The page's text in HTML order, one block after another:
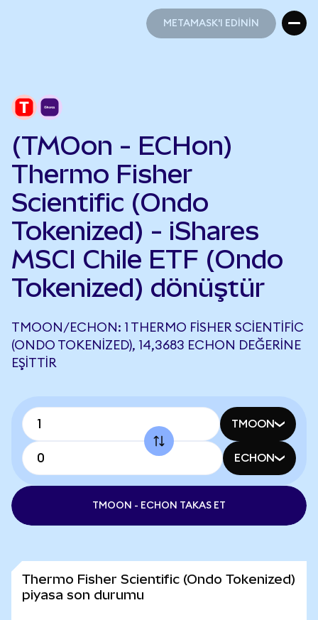
METAMASK'I EDİNİN
(TMOon - ECHon)
Thermo Fisher
Scientific (Ondo
Tokenized) - iShares
MSCI Chile ETF (Ondo
Tokenized) dönüştür
TMOON/ECHON: 1 THERMO FISHER SCIENTIFIC
(ONDO TOKENIZED), 14,3683 ECHON DEĞERINE
EŞITTIR
TMOON
ECHON
TMOON - ECHON TAKAS ET
Thermo Fisher Scientific (Ondo Tokenized)
piyasa son durumu